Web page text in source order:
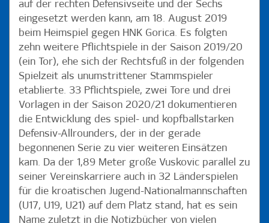
auf der rechten Defensivseite und der Sechs
eingesetzt werden kann, am 18. August 2019
beim Heimspiel gegen HNK Gorica. Es folgten
zehn weitere Pflichtspiele in der Saison 2019/20
(ein Tor), ehe sich der Rechtsfuß in der folgenden
Spielzeit als unumstrittener Stammspieler
etablierte. 33 Pflichtspiele, zwei Tore und drei
Vorlagen in der Saison 2020/21 dokumentieren
die Entwicklung des spiel- und kopfballstarken
Defensiv-Allrounders, der in der gerade
begonnenen Serie zu vier weiteren Einsätzen
kam. Da der 1,89 Meter große Vuskovic parallel zu
seiner Vereinskarriere auch in 32 Länderspielen
für die kroatischen Jugend-Nationalmannschaften
(U17, U19, U21) auf dem Platz stand, hat es sein
Name zuletzt in die Notizbücher von vielen